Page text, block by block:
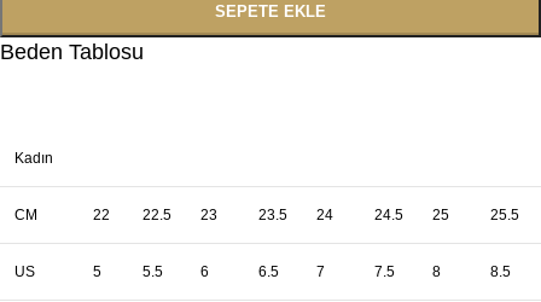
SEPETE EKLE
Beden Tablosu
Kadın
CM 22 22.5 23 23.5 24 24.5 25 25.5
US 5 5.5 6 6.5 7 7.5 8 8.5